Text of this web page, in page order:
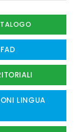
LINGUA